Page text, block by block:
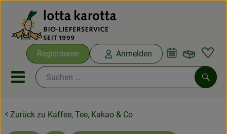
Registrieren Anmelden
Mobiles Menu öffnen oder
Ökokisten
Zurück zu Kaffee, Tee, Kakao & Co